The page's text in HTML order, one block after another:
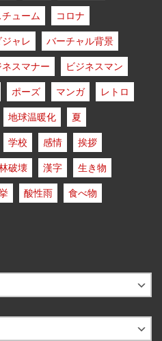
チューム
コロナ
ジャレ
バーチャル背景
ネスマナー
ビジネスマン
ポーズ マンガ
レトロ
地球温暖化
夏
学校 感情
挨拶
破壊 漢字
生き物
酸性雨 食べ物